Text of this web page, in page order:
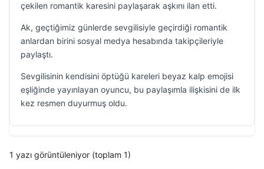
çekilen romantik karesini paylaşarak aşkını ilan etti.
Ak, geçtiğimiz günlerde sevgilisiyle geçirdiği romantik
anlardan birini sosyal medya hesabında takipçileriyle
paylaştı.
Sevgilisinin kendisini öptüğü kareleri beyaz kalp emojisi
eşliğinde yayınlayan oyuncu, bu paylaşımla ilişkisini de ilk
kez resmen duyurmuş oldu.
1 yazı görüntüleniyor (toplam 1)